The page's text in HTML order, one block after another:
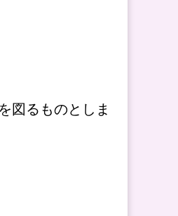
図るものとしま